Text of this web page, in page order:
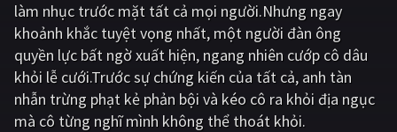
Viễn tưởng Khoa học - Tài liệu
Hoạt hình Thể thao
Tình cảm - Lãng mạn Kỳ ảo
Giật gân Gia đình
làm nhục trước mặt tất cả mọi người.Nhưng ngay
khoảnh khắc tuyệt vọng nhất, một người đàn ông
quyền lực bất ngờ xuất hiện, ngang nhiên cướp cô dâu
khỏi lễ cưới.Trước sự chứng kiến của tất cả, anh tàn
nhẫn trừng phạt kẻ phản bội và kéo cô ra khỏi địa ngục
mà cô từng nghĩ mình không thể thoát khỏi.